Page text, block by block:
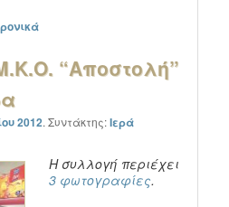
“Αποστολή”
2012.Συντάκτης:Ιερά
Η συλλογή περιέχει
3 φωτογραφίες.